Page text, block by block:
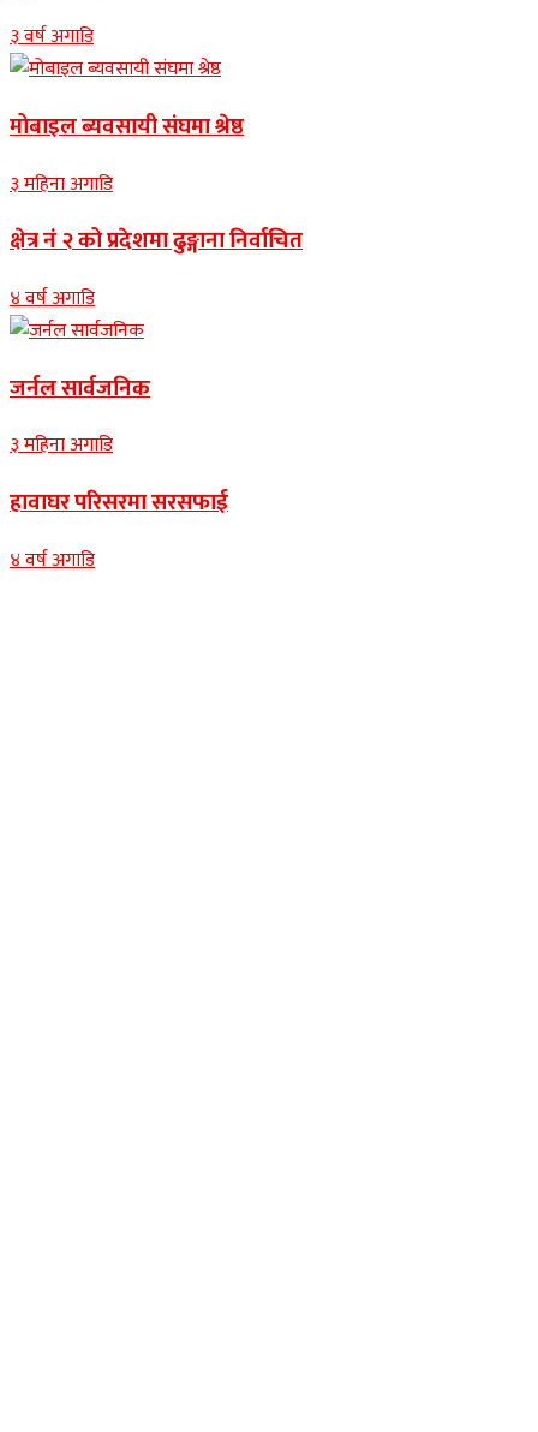
३ वर्ष अगाडि
मोबाइल ब्यवसायी संघमा श्रेष्ठ
३ महिना अगाडि
क्षेत्र नं २ को प्रदेशमा ढुङ्गाना निर्वाचित
४ वर्ष अगाडि
जर्नल सार्वजनिक
३ महिना अगाडि
हावाघर परिसरमा सरसफाई
४ वर्ष अगाडि